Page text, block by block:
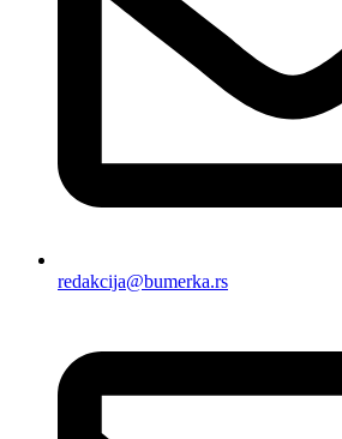
redakcija@bumerka.rs